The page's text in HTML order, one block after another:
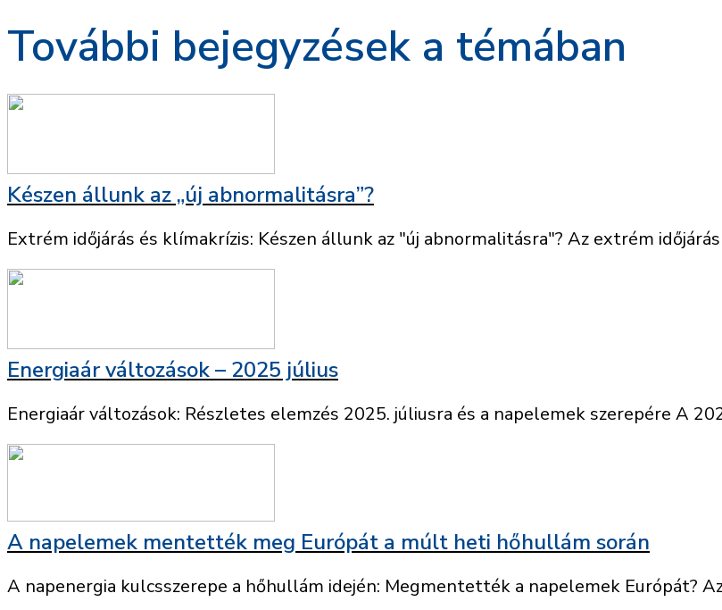
További bejegyzések a témában
Készen állunk az „új abnormalitásra”?
Extrém időjárás és klímakrízis: Készen állunk az "új abnormalitásra"? Az extrém
Energiaár változások – 2025 július
Energiaár változások: Részletes elemzés 2025. júliusra és a napelemek szerepére A
A napelemek mentették meg Európát a múlt heti hőhullám során
A napenergia kulcsszerepe a hőhullám idején: Megmentették a napelemek Európát?